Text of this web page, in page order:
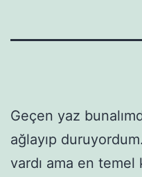
Geçen yaz
ağlayıp
vardı ama en